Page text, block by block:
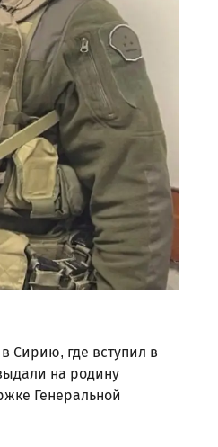
Сирию, где вступил в
на родину
Генеральной